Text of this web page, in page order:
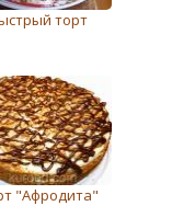
торт
"Афродита"